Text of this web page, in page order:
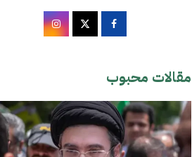
مقالات محبوب